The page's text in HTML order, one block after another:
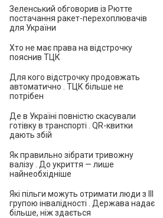
Зеленський обговорив із Рютте
постачання ракет-перехоплювачів
для України
Хто не має права на відстрочку
пояснив ТЦК
Для кого відстрочку продовжать
автоматично . ТЦК більше не
потрібен
Де в Україні повністю скасували
готівку в транспорті . QR-квитки
дають збій
Як правильно зібрати тривожну
валізу . До укриття — лише
найнеобхідніше
Які пільги можуть отримати люди з III
групою інвалідності . Держава надає
більше, ніж здається